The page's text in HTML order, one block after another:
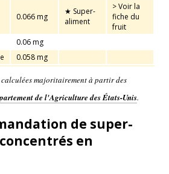
0.066 mg
★ Super-
aliment
> Voir la
fiche du
fruit
0.06 mg
0.058 mg
calculées majoritairement à partir des
de l'Agriculture des États-Unis.
de super-
en